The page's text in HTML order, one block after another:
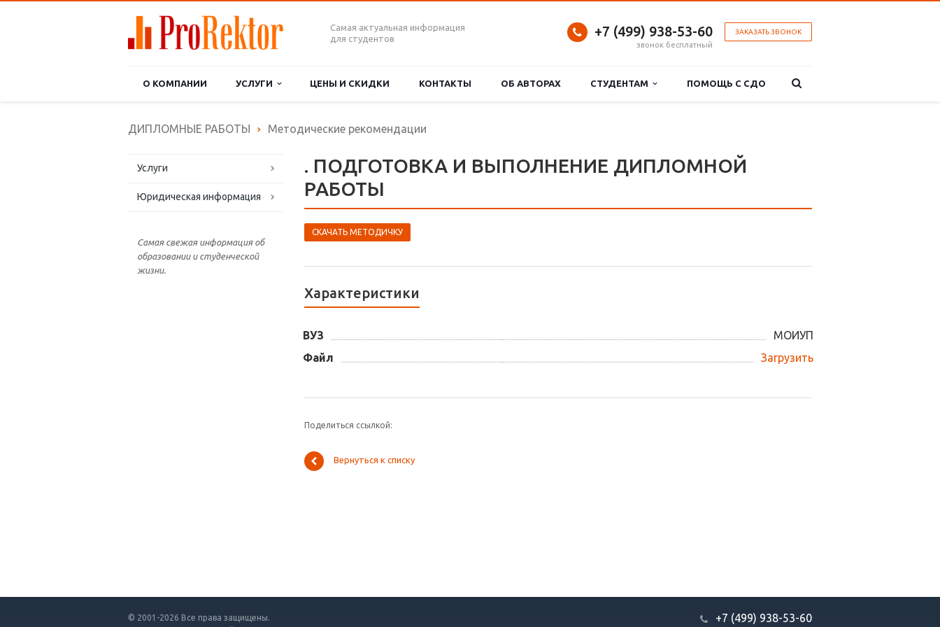
Самая актуальная информация
для студентов
ЗАКАЗАТЬ ЗВОНОК
+7 (499) 938-53-60
звонок бесплатный
О КОМПАНИИ УСЛУГИ ЦЕНЫ И СКИДКИ КОНТАКТЫ ОБ АВТОРАХ СТУДЕНТАМ ПОМОЩЬ С СДО
ДИПЛОМНЫЕ РАБОТЫ Методические рекомендации
Услуги
Юридическая информация
Самая свежая информация об
образовании и студенческой
жизни.
. ПОДГОТОВКА И ВЫПОЛНЕНИЕ ДИПЛОМНОЙ
РАБОТЫ
СКАЧАТЬ МЕТОДИЧКУ
Характеристики
ВУЗ
МОИУП
Файл
Загрузить
Поделиться ссылкой:
Вернуться к списку
© 2001-2026 Все права защищены.
+7 (499) 938-53-60